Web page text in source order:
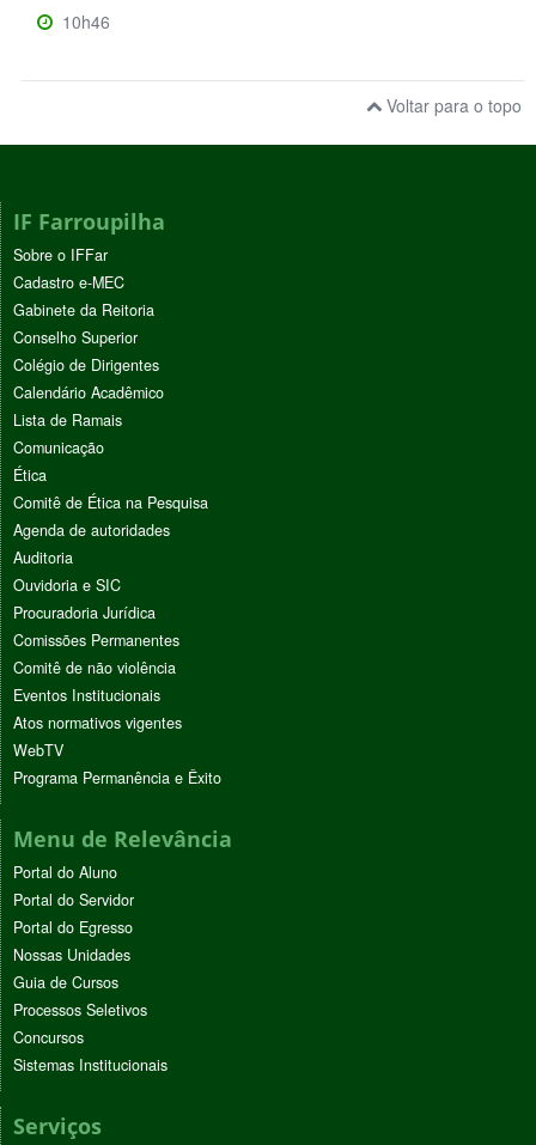
10h46
Voltar para o topo
IF Farroupilha
Sobre o IFFar
Cadastro e-MEC
Gabinete da Reitoria
Conselho Superior
Colégio de Dirigentes
Calendário Acadêmico
Lista de Ramais
Comunicação
Ética
Comitê de Ética na Pesquisa
Agenda de autoridades
Auditoria
Ouvidoria e SIC
Procuradoria Jurídica
Comissões Permanentes
Comitê de não violência
Eventos Institucionais
Atos normativos vigentes
WebTV
Programa Permanência e Êxito
Menu de Relevância
Portal do Aluno
Portal do Servidor
Portal do Egresso
Nossas Unidades
Guia de Cursos
Processos Seletivos
Concursos
Sistemas Institucionais
Serviços